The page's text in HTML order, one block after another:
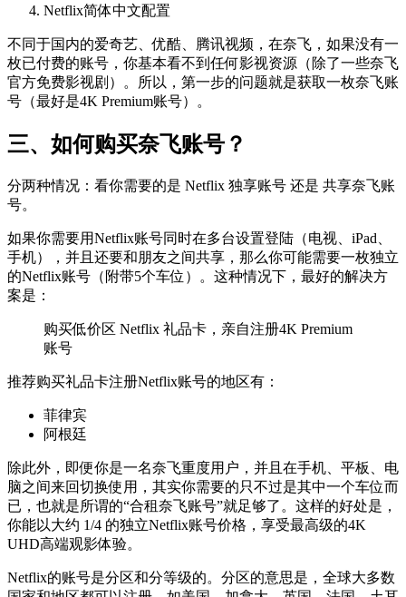
Netflix简体中文配置
不同于国内的爱奇艺、优酷、腾讯视频，在奈飞，如果没有一
枚已付费的账号，你基本看不到任何影视资源（除了一些奈飞
官方免费影视剧）。所以，第一步的问题就是获取一枚奈飞账
号（最好是4K Premium账号）。
三、如何购买奈飞账号？
分两种情况：看你需要的是 Netflix 独享账号 还是 共享奈飞账
号。
如果你需要用Netflix账号同时在多台设置登陆（电视、iPad、
手机），并且还要和朋友之间共享，那么你可能需要一枚独立
的Netflix账号（附带5个车位）。这种情况下，最好的解决方
案是：
购买低价区 Netflix 礼品卡，亲自注册4K Premium
账号
推荐购买礼品卡注册Netflix账号的地区有：
菲律宾
阿根廷
除此外，即便你是一名奈飞重度用户，并且在手机、平板、电
脑之间来回切换使用，其实你需要的只不过是其中一个车位而
已，也就是所谓的“合租奈飞账号”就足够了。这样的好处是，
你能以大约 1/4 的独立Netflix账号价格，享受最高级的4K
UHD高端观影体验。
Netflix的账号是分区和分等级的。分区的意思是，全球大多数